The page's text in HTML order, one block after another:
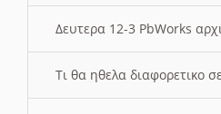
Δευτερα 12-3 PbWorks
Τι θα ηθελα διαφορετικο